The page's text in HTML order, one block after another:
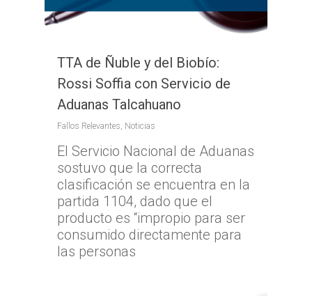
TTA de Ñuble y del Biobío:
Rossi Soffia con Servicio de
Aduanas Talcahuano
Fallos Relevantes, Noticias
El Servicio Nacional de Aduanas
sostuvo que la correcta
clasificación se encuentra en la
partida 1104, dado que el
producto es “impropio para ser
consumido directamente para
las personas